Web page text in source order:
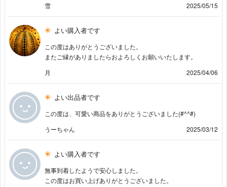
雪
2025/05/15
よい購入者です
この度はありがとうございました。
またご縁がありましたらおよろしくお願いいたします。
月
2025/04/06
よい出品者です
この度は、可愛い商品をありがとうございました(#^^#)
うーちゃん
2025/03/12
よい購入者です
無事到着したようで安心しました。
この度はお買い上げありがとうございました。